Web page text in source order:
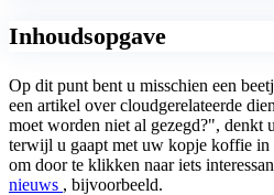
Inhoudsopgave
Op dit punt bent u misschien een
een artikel over cloudgerelateerde
moet worden niet al gezegd?", denkt
terwijl u gaapt met uw kopje koffie
om door te klikken naar iets
nieuws , bijvoorbeeld.